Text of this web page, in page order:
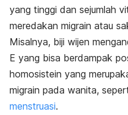
yang tinggi dan sejumlah
meredakan migrain atau
Misalnya, biji wijen
E yang bisa berdampak
homosistein yang
migrain pada wanita,
menstruasi.